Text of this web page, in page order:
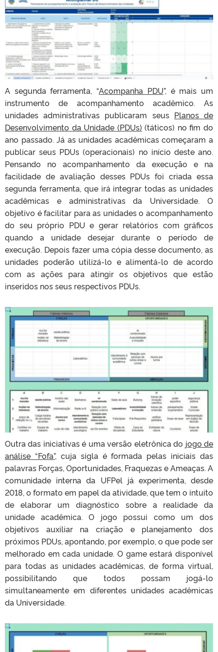
A segunda ferramenta, “Acompanha PDU”, é mais um
instrumento de acompanhamento acadêmico. As
unidades administrativas publicaram seus Planos de
Desenvolvimento da Unidade (PDUs) (táticos) no fim do
ano passado. Já as unidades acadêmicas começaram a
publicar seus PDUs (operacionais) no início deste ano.
Pensando no acompanhamento da execução e na
facilidade de avaliação desses PDUs foi criada essa
segunda ferramenta, que irá integrar todas as unidades
acadêmicas e administrativas da Universidade. O
objetivo é facilitar para as unidades o acompanhamento
do seu próprio PDU e gerar relatórios com gráficos
quando a unidade desejar durante o período de
execução. Depois fazer uma cópia desse documento, as
unidades poderão utilizá-lo e alimentá-lo de acordo
com as ações para atingir os objetivos que estão
inseridos nos seus respectivos PDUs.
Outra das iniciativas é uma versão eletrônica do jogo de
análise “Fofa”, cuja sigla é formada pelas iniciais das
palavras Forças, Oportunidades, Fraquezas e Ameaças. A
comunidade interna da UFPel já experimenta, desde
2018, o formato em papel da atividade, que tem o intuito
de elaborar um diagnóstico sobre a realidade da
unidade acadêmica. O jogo possui como um dos
objetivos auxiliar na criação e planejamento dos
próximos PDUs, apontando, por exemplo, o que pode ser
melhorado em cada unidade. O game estará disponível
para todas as unidades acadêmicas, de forma virtual,
possibilitando que todos possam jogá-lo
simultaneamente em diferentes unidades acadêmicas
da Universidade.